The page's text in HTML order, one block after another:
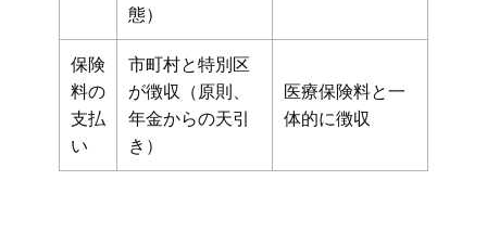
態）
保険
料の
支払
い
市町村と特別区
が徴収（原則、
年金からの天引
き）
医療保険料と一
体的に徴収